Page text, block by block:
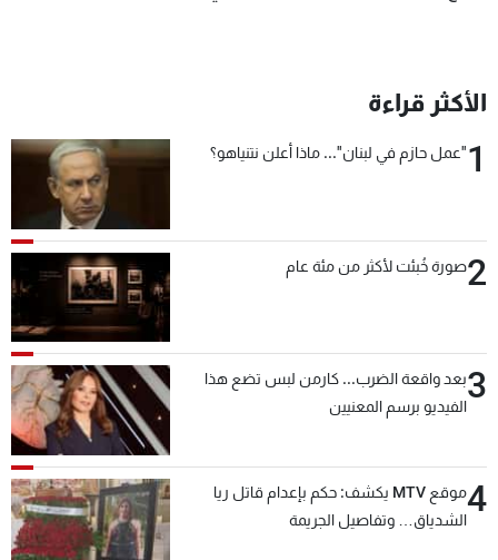
الأكثر قراءة
1"عمل حازم في لبنان"... ماذا أعلن نتنياهو؟
2صورة خُبئت لأكثر من مئة عام
3بعد واقعة الضرب... كارمن لبس تضع هذا
الفيديو برسم المعنيين
4
موقع MTV يكشف: حكم بإعدام قاتل ريا
الشدياق… وتفاصيل الجريمة